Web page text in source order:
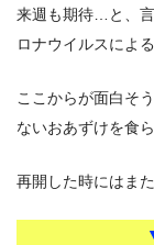
来週も期待…と、
ロナウイルスによ
ここからが面白そ
ないおあずけを食
再開した時にはま